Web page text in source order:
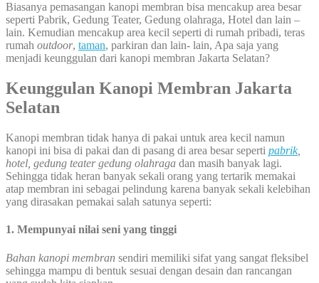
Biasanya pemasangan kanopi membran bisa mencakup area besar
seperti Pabrik, Gedung Teater, Gedung olahraga, Hotel dan lain –
lain. Kemudian mencakup area kecil seperti di rumah pribadi, teras
rumah outdoor, taman, parkiran dan lain- lain, Apa saja yang
menjadi keunggulan dari kanopi membran Jakarta Selatan?
Keunggulan Kanopi Membran Jakarta
Selatan
Kanopi membran tidak hanya di pakai untuk area kecil namun
kanopi ini bisa di pakai dan di pasang di area besar seperti pabrik,
hotel, gedung teater gedung olahraga dan masih banyak lagi.
Sehingga tidak heran banyak sekali orang yang tertarik memakai
atap membran ini sebagai pelindung karena banyak sekali kelebihan
yang dirasakan pemakai salah satunya seperti:
1. Mempunyai nilai seni yang tinggi
Bahan kanopi membran sendiri memiliki sifat yang sangat fleksibel
sehingga mampu di bentuk sesuai dengan desain dan rancangan